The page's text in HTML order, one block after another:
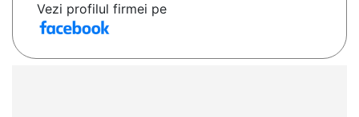
Vezi profilul firmei pe